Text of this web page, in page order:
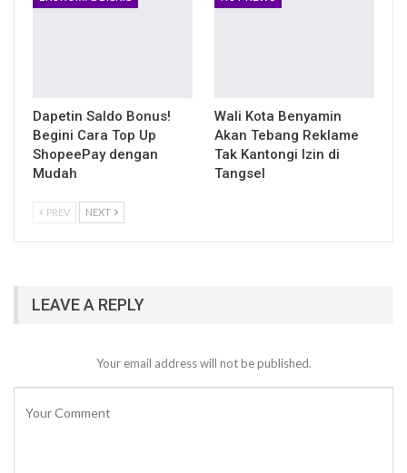
Dapetin Saldo Bonus!
Begini Cara Top Up
ShopeePay dengan
Mudah
Wali Kota Benyamin
Akan Tebang Reklame
Tak Kantongi Izin di
Tangsel
PREV NEXT
LEAVE A REPLY
Your email address will not be published.